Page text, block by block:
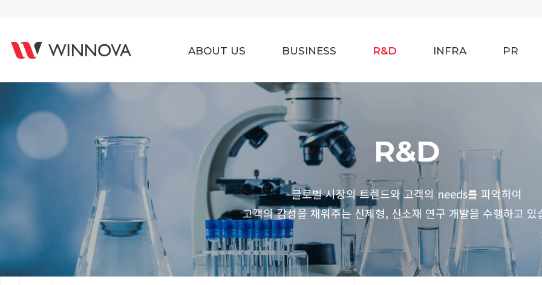
ABOUT US BUSINESS R&D INFRA PR
R&D
글로벌 시장의 트렌드와 고객의 needs를 파악하여
고객의 감성을 채워주는 신제형, 신소재 연구 개발을 수행하고 있